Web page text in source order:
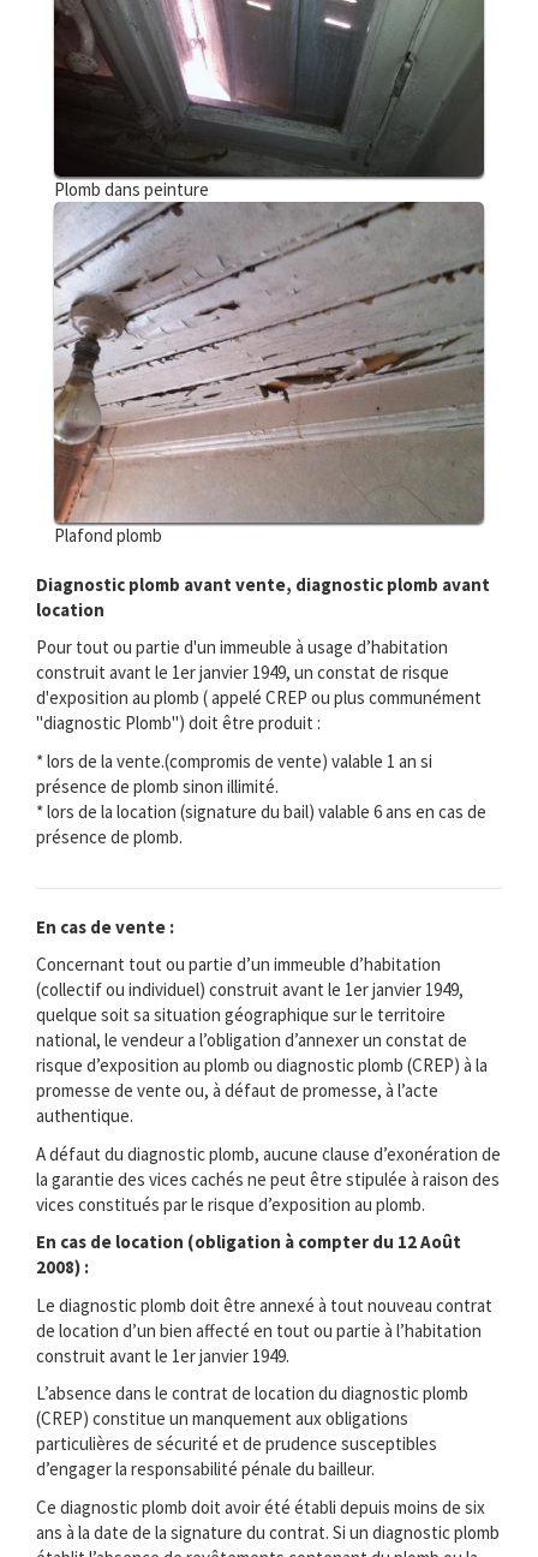
Plomb dans peinture
Plafond plomb
Diagnostic plomb avant vente, diagnostic plomb avant
location
Pour tout ou partie d'un immeuble à usage d’habitation
construit avant le 1er janvier 1949, un constat de risque
d'exposition au plomb ( appelé CREP ou plus communément
"diagnostic Plomb") doit être produit :
* lors de la vente.(compromis de vente) valable 1 an si
présence de plomb sinon illimité.
* lors de la location (signature du bail) valable 6 ans en cas de
présence de plomb.
En cas de vente :
Concernant tout ou partie d’un immeuble d’habitation
(collectif ou individuel) construit avant le 1er janvier 1949,
quelque soit sa situation géographique sur le territoire
national, le vendeur a l’obligation d’annexer un constat de
risque d’exposition au plomb ou diagnostic plomb (CREP) à la
promesse de vente ou, à défaut de promesse, à l’acte
authentique.
A défaut du diagnostic plomb, aucune clause d’exonération de
la garantie des vices cachés ne peut être stipulée à raison des
vices constitués par le risque d’exposition au plomb.
En cas de location (obligation à compter du 12 Août
2008) :
Le diagnostic plomb doit être annexé à tout nouveau contrat
de location d’un bien affecté en tout ou partie à l’habitation
construit avant le 1er janvier 1949.
L’absence dans le contrat de location du diagnostic plomb
(CREP) constitue un manquement aux obligations
particulières de sécurité et de prudence susceptibles
d’engager la responsabilité pénale du bailleur.
Ce diagnostic plomb doit avoir été établi depuis moins de six
ans à la date de la signature du contrat. Si un diagnostic plomb